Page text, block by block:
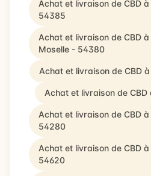
Achat et livraison de CBD
54385
Achat et livraison de CBD
Moselle - 54380
Achat et livraison de CBD
Achat et livraison de
Achat et livraison de CBD
54280
Achat et livraison de CBD
54620